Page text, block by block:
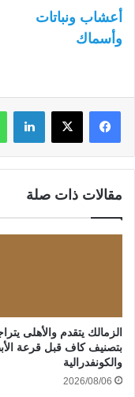
أعشاب ونباتات
وأسماك
لينكدإن
مقالات ذات صلة
الزمالك يتقدم والأهلى
بتصنيف كاف قبل قرعة
والكونفدرالية
2026/08/06